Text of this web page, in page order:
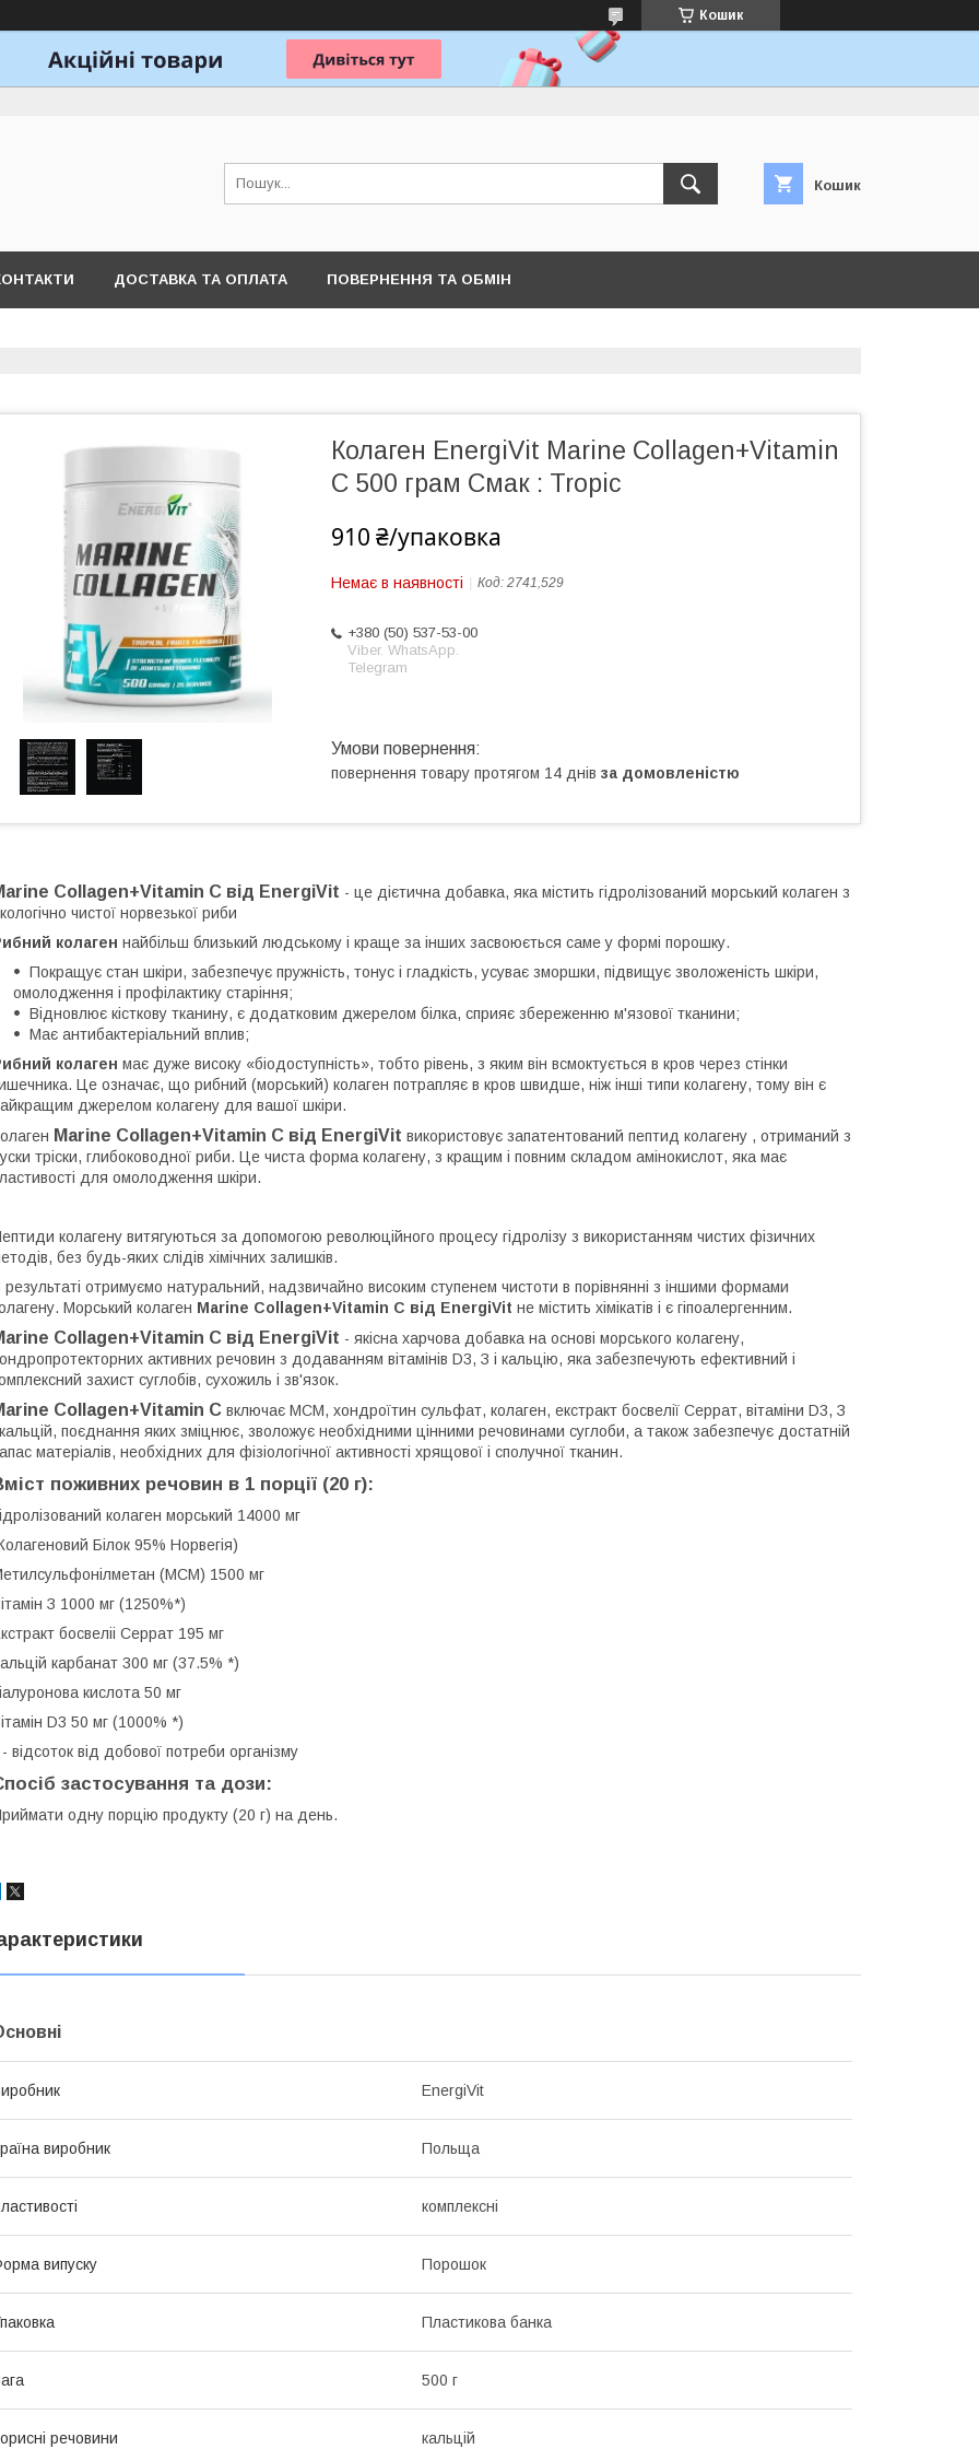
Кошик
Кошик
ДОСТАВКА ТА ОПЛАТА ПОВЕРНЕННЯ ТА ОБМІН
Колаген EnergiVit Marine Collagen+Vitamin
C 500 грам Смак : Tropic
910 ₴/упаковка
Немає в наявності Код: 2741,529
+380 (50) 537-53-00
Viber. WhatsApp.
Telegram
повернення товару протягом 14 днів за домовленістю
Collagen+Vitamin C від EnergiVit - це дієтична добавка, яка містить гідролізований морський колаген з
чистої норвезької риби
колаген найбільш близький людському і краще за інших засвоюється саме у формі порошку.
Покращує стан шкіри, забезпечує пружність, тонус і гладкість, усуває зморшки, підвищує зволоженість шкіри,
омолодження і профілактику старіння;
Відновлює кісткову тканину, є додатковим джерелом білка, сприяє збереженню м'язової тканини;
Має антибактеріальний вплив;
колаген має дуже високу «біодоступність», тобто рівень, з яким він всмоктується в кров через стінки
Це означає, що рибний (морський) колаген потрапляє в кров швидше, ніж інші типи колагену, тому він є
джерелом колагену для вашої шкіри.
Marine Collagen+Vitamin C від EnergiVit використовує запатентований пептид колагену , отриманий з
тріски, глибоководної риби. Це чиста форма колагену, з кращим і повним складом амінокислот, яка має
для омолодження шкіри.
колагену витягуються за допомогою революційного процесу гідролізу з використанням чистих фізичних
без будь-яких слідів хімічних залишків.
результаті отримуємо натуральний, надзвичайно високим ступенем чистоти в порівнянні з іншими формами
Морський колаген Marine Collagen+Vitamin C від EnergiVit не містить хімікатів і є гіпоалергенним.
Collagen+Vitamin C від EnergiVit - якісна харчова добавка на основі морського колагену,
активних речовин з додаванням вітамінів D3, З і кальцію, яка забезпечують ефективний і
захист суглобів, сухожиль і зв'язок.
Collagen+Vitamin C включає МСМ, хондроїтин сульфат, колаген, екстракт босвелії Серрат, вітаміни D3, З
кальцій, поєднання яких зміцнює, зволожує необхідними цінними речовинами суглоби, а також забезпечує достатній
матеріалів, необхідних для фізіологічної активності хрящової і сполучної тканин.
поживних речовин в 1 порції (20 г):
колаген морський 14000 мг
Білок 95% Норвегія)
(МСМ) 1500 мг
З 1000 мг (1250%*)
босвеліі Серрат 195 мг
карбанат 300 мг (37.5% *)
кислота 50 мг
D3 50 мг (1000% *)
відсоток від добової потреби організму
застосування та дози:
одну порцію продукту (20 г) на день.
EnergiVit
виробник Польща
комплексні
випуску Порошок
Пластикова банка
500 г
речовини кальцій